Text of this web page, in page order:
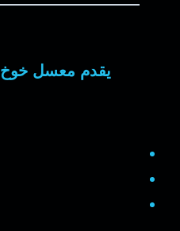
يقدم معسل خوخ